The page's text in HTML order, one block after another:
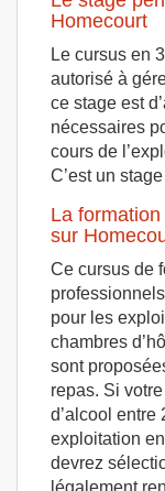
Homecourt
Le cursus en
autorisé à
ce stage est
nécessaires
cours de
C’est un
La
sur
Ce cursus de
pour les
chambres
sont
repas. Si
d’alcool entre
exploitation
devrez
légalement